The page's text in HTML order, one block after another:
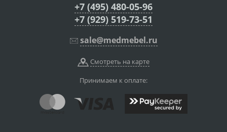
+7 (495) 480-05-96
+7 (929) 519-73-51
sale@medmebel.ru
Смотреть на карте
Принимаем к оплате: